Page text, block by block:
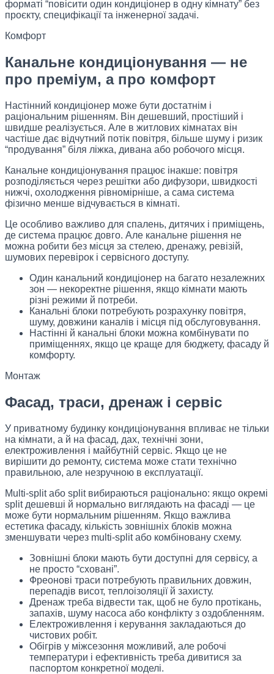
форматі “повісити один кондиціонер в одну кімнату” без
проєкту, специфікації та інженерної задачі.
Комфорт
Канальне кондиціонування — не
про преміум, а про комфорт
Настінний кондиціонер може бути достатнім і
раціональним рішенням. Він дешевший, простіший і
швидше реалізується. Але в житлових кімнатах він
частіше дає відчутний потік повітря, більше шуму і ризик
“продування” біля ліжка, дивана або робочого місця.
Канальне кондиціонування працює інакше: повітря
розподіляється через решітки або дифузори, швидкості
нижчі, охолодження рівномірніше, а сама система
фізично менше відчувається в кімнаті.
Це особливо важливо для спалень, дитячих і приміщень,
де система працює довго. Але канальне рішення не
можна робити без місця за стелею, дренажу, ревізій,
шумових перевірок і сервісного доступу.
Один канальний кондиціонер на багато незалежних
зон — некоректне рішення, якщо кімнати мають
різні режими й потреби.
Канальні блоки потребують розрахунку повітря,
шуму, довжини каналів і місця під обслуговування.
Настінні й канальні блоки можна комбінувати по
приміщеннях, якщо це краще для бюджету, фасаду й
комфорту.
Монтаж
Фасад, траси, дренаж і сервіс
У приватному будинку кондиціонування впливає не тільки
на кімнати, а й на фасад, дах, технічні зони,
електроживлення і майбутній сервіс. Якщо це не
вирішити до ремонту, система може стати технічно
правильною, але незручною в експлуатації.
Multi-split або split вибираються раціонально: якщо окремі
split дешевші й нормально виглядають на фасаді — це
може бути нормальним рішенням. Якщо важлива
естетика фасаду, кількість зовнішніх блоків можна
зменшувати через multi-split або комбіновану схему.
Зовнішні блоки мають бути доступні для сервісу, а
не просто “сховані”.
Фреонові траси потребують правильних довжин,
перепадів висот, теплоізоляції й захисту.
Дренаж треба відвести так, щоб не було протікань,
запахів, шуму насоса або конфлікту з оздобленням.
Електроживлення і керування закладаються до
чистових робіт.
Обігрів у міжсезоння можливий, але робочі
температури і ефективність треба дивитися за
паспортом конкретної моделі.